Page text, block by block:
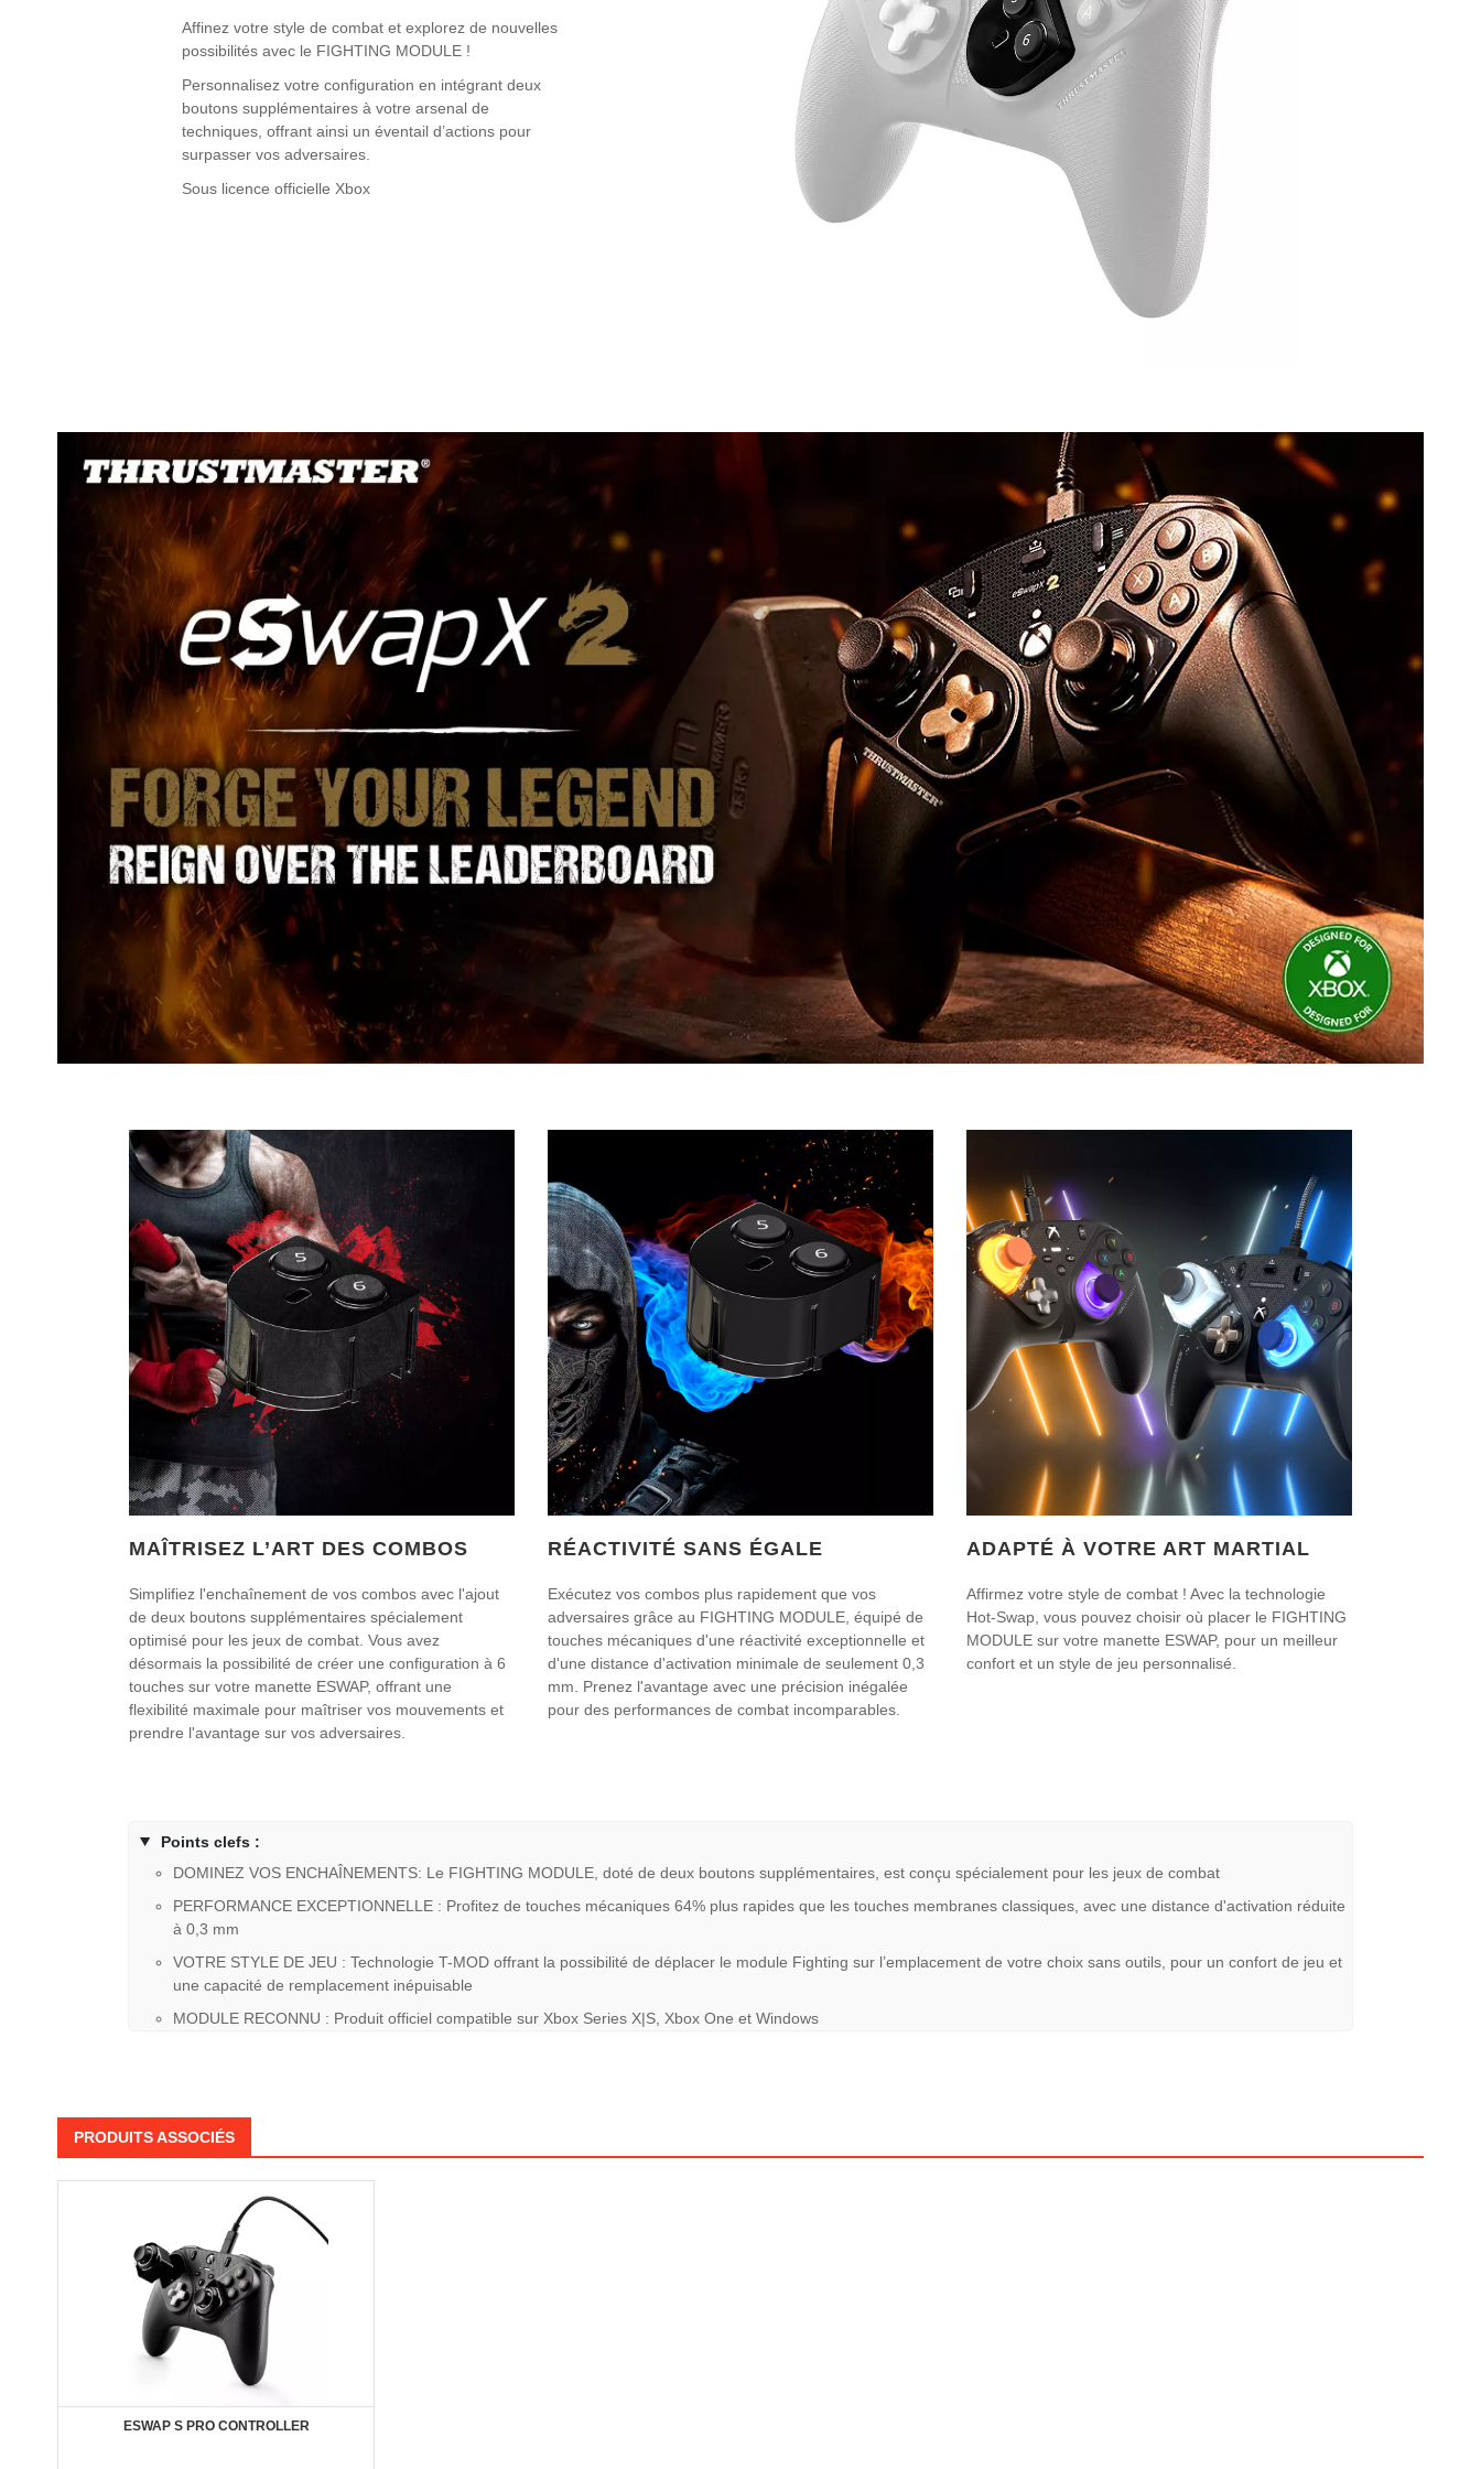
Affinez votre style de combat et explorez de nouvelles
possibilités avec le FIGHTING MODULE !
Personnalisez votre configuration en intégrant deux
boutons supplémentaires à votre arsenal de
techniques, offrant ainsi un éventail d’actions pour
surpasser vos adversaires.
Sous licence officielle Xbox
MAÎTRISEZ L’ART DES COMBOS
Simplifiez l'enchaînement de vos combos avec l'ajout
de deux boutons supplémentaires spécialement
optimisé pour les jeux de combat. Vous avez
désormais la possibilité de créer une configuration à 6
touches sur votre manette ESWAP, offrant une
flexibilité maximale pour maîtriser vos mouvements et
prendre l'avantage sur vos adversaires.
RÉACTIVITÉ SANS ÉGALE
Exécutez vos combos plus rapidement que vos
adversaires grâce au FIGHTING MODULE, équipé de
touches mécaniques d'une réactivité exceptionnelle et
d'une distance d'activation minimale de seulement 0,3
mm. Prenez l'avantage avec une précision inégalée
pour des performances de combat incomparables.
ADAPTÉ À VOTRE ART MARTIAL
Affirmez votre style de combat ! Avec la technologie
Hot-Swap, vous pouvez choisir où placer le FIGHTING
MODULE sur votre manette ESWAP, pour un meilleur
confort et un style de jeu personnalisé.
Points clefs :
DOMINEZ VOS ENCHAÎNEMENTS: Le FIGHTING MODULE, doté de deux boutons supplémentaires, est conçu spécialement pour les jeux de combat
PERFORMANCE EXCEPTIONNELLE : Profitez de touches mécaniques 64% plus rapides que les touches membranes classiques, avec une distance d'activation réduite
à 0,3 mm
VOTRE STYLE DE JEU : Technologie T-MOD offrant la possibilité de déplacer le module Fighting sur l’emplacement de votre choix sans outils, pour un confort de jeu et
une capacité de remplacement inépuisable
MODULE RECONNU : Produit officiel compatible sur Xbox Series X|S, Xbox One et Windows
PRODUITS ASSOCIÉS
ESWAP S PRO CONTROLLER